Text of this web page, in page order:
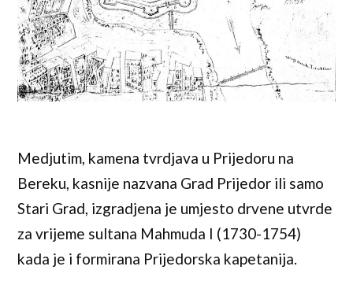
Medjutim, kamena tvrdjava u Prijedoru na
Bereku, kasnije nazvana Grad Prijedor ili samo
Stari Grad, izgradjena je umjesto drvene utvrde
za vrijeme sultana Mahmuda I (1730-1754)
kada je i formirana Prijedorska kapetanija.